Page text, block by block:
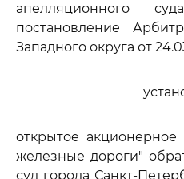
апелляционного
постановление
Западного округа от
открытое
железные дороги"
суд города Санкт-